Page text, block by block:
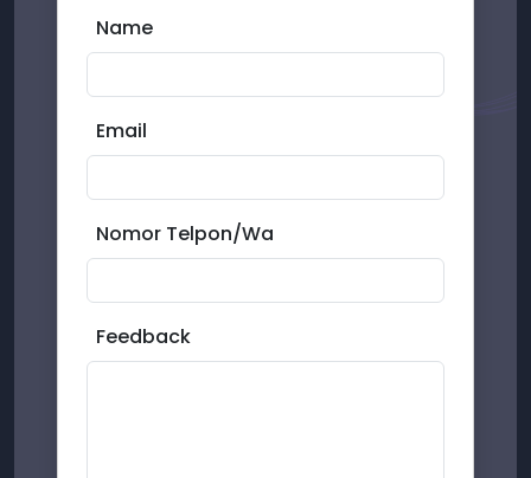
Name
Email
Nomor Telpon/Wa
Feedback